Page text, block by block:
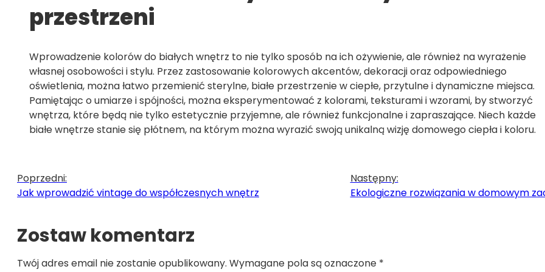
przestrzeni
Wprowadzenie kolorów do białych wnętrz to nie tylko sposób na ich ożywienie, ale również na wyrażenie
własnej osobowości i stylu. Przez zastosowanie kolorowych akcentów, dekoracji oraz odpowiedniego
oświetlenia, można łatwo przemienić sterylne, białe przestrzenie w ciepłe, przytulne i dynamiczne miejsca.
Pamiętając o umiarze i spójności, można eksperymentować z kolorami, teksturami i wzorami, by stworzyć
wnętrza, które będą nie tylko estetycznie przyjemne, ale również funkcjonalne i zapraszające. Niech każde
białe wnętrze stanie się płótnem, na którym można wyrazić swoją unikalną wizję domowego ciepła i koloru.
Poprzedni:
Jak wprowadzić vintage do współczesnych wnętrz
Następny:
Ekologiczne rozwiązania w domowym
Zostaw komentarz
Twój adres email nie zostanie opublikowany. Wymagane pola są oznaczone *